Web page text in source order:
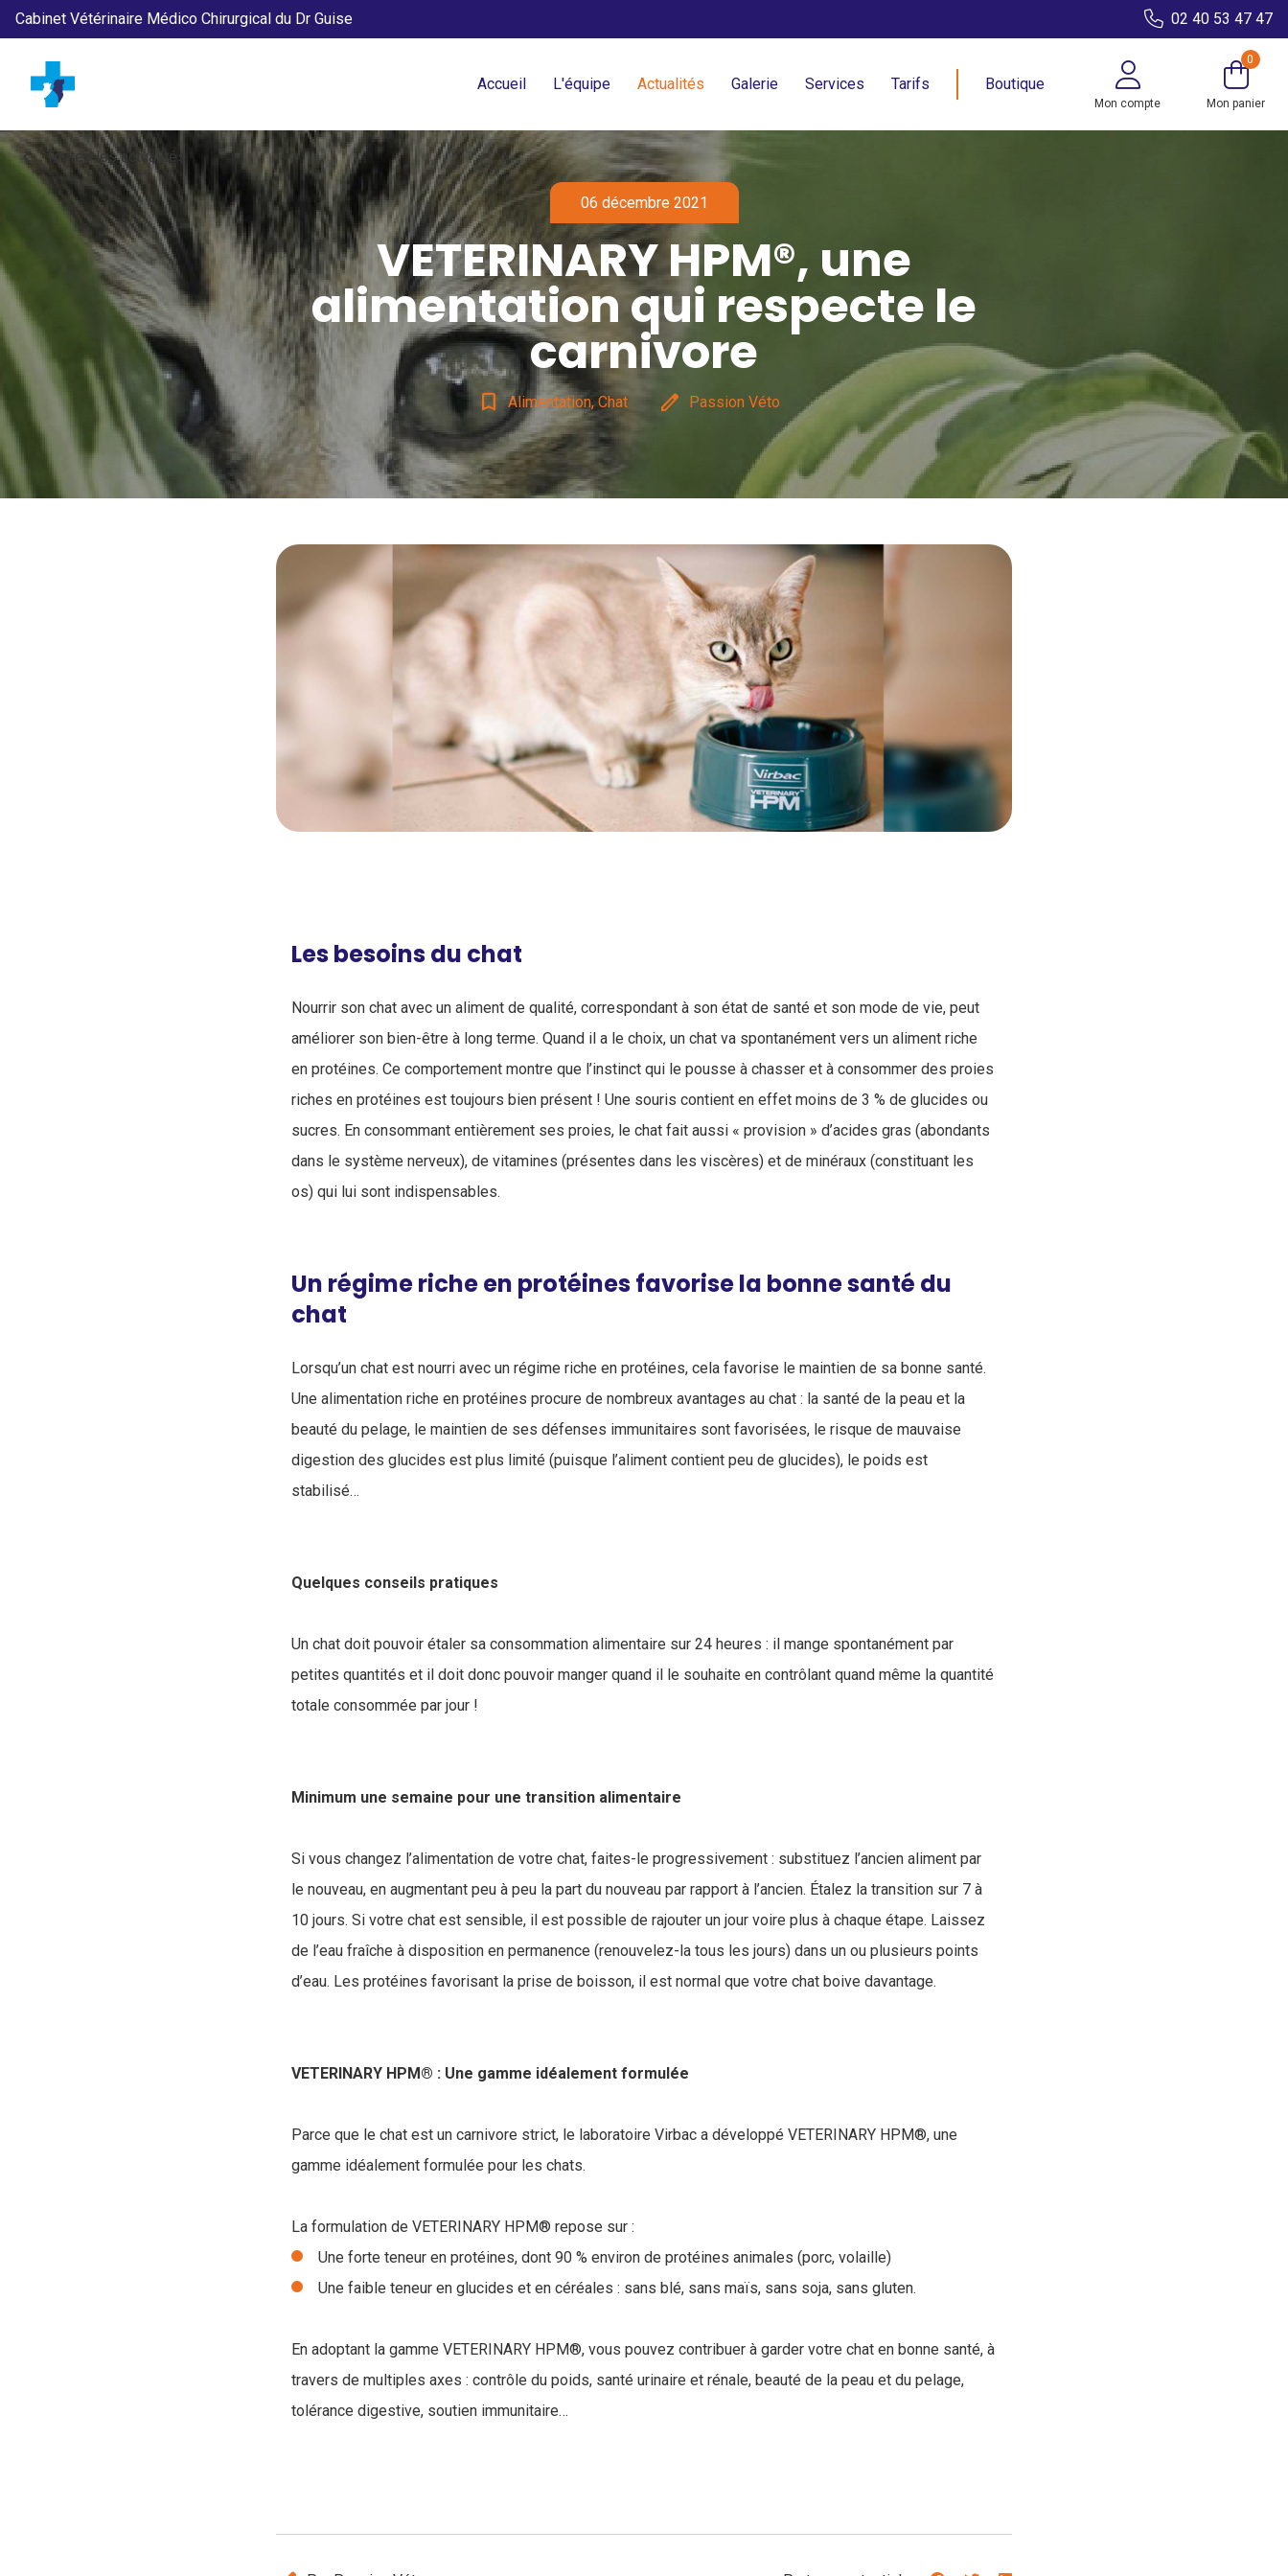
Cabinet Vétérinaire Médico Chirurgical du Dr Guise 02 40 53 47 47
Accueil L'équipe Actualités Galerie Services Tarifs Boutique
Mon compte
0
Mon panier
chevron_left Toutes les actualités
06 décembre 2021
VETERINARY HPM®, une
alimentation qui respecte le
carnivore
bookmark_border Alimentation, Chat edit Passion Véto
Les besoins du chat
Nourrir son chat avec un aliment de qualité, correspondant à son état de santé et son mode de vie, peut
améliorer son bien-être à long terme. Quand il a le choix, un chat va spontanément vers un aliment riche
en protéines. Ce comportement montre que l’instinct qui le pousse à chasser et à consommer des proies
riches en protéines est toujours bien présent ! Une souris contient en effet moins de 3 % de glucides ou
sucres. En consommant entièrement ses proies, le chat fait aussi « provision » d’acides gras (abondants
dans le système nerveux), de vitamines (présentes dans les viscères) et de minéraux (constituant les
os) qui lui sont indispensables.
Un régime riche en protéines favorise la bonne santé du
chat
Lorsqu’un chat est nourri avec un régime riche en protéines, cela favorise le maintien de sa bonne santé.
Une alimentation riche en protéines procure de nombreux avantages au chat : la santé de la peau et la
beauté du pelage, le maintien de ses défenses immunitaires sont favorisées, le risque de mauvaise
digestion des glucides est plus limité (puisque l’aliment contient peu de glucides), le poids est
stabilisé…
Quelques conseils pratiques
Un chat doit pouvoir étaler sa consommation alimentaire sur 24 heures : il mange spontanément par
petites quantités et il doit donc pouvoir manger quand il le souhaite en contrôlant quand même la quantité
totale consommée par jour !
Minimum une semaine pour une transition alimentaire
Si vous changez l’alimentation de votre chat, faites-le progressivement : substituez l’ancien aliment par
le nouveau, en augmentant peu à peu la part du nouveau par rapport à l’ancien. Étalez la transition sur 7 à
10 jours. Si votre chat est sensible, il est possible de rajouter un jour voire plus à chaque étape. Laissez
de l’eau fraîche à disposition en permanence (renouvelez-la tous les jours) dans un ou plusieurs points
d’eau. Les protéines favorisant la prise de boisson, il est normal que votre chat boive davantage.
VETERINARY HPM® : Une gamme idéalement formulée
Parce que le chat est un carnivore strict, le laboratoire Virbac a développé VETERINARY HPM®, une
gamme idéalement formulée pour les chats.
La formulation de VETERINARY HPM® repose sur :
Une forte teneur en protéines, dont 90 % environ de protéines animales (porc, volaille)
Une faible teneur en glucides et en céréales : sans blé, sans maïs, sans soja, sans gluten.
En adoptant la gamme VETERINARY HPM®, vous pouvez contribuer à garder votre chat en bonne santé, à
travers de multiples axes : contrôle du poids, santé urinaire et rénale, beauté de la peau et du pelage,
tolérance digestive, soutien immunitaire…